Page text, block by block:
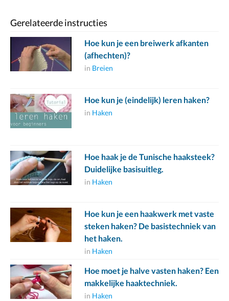
Gerelateerde instructies
Hoe kun je een breiwerk afkanten
(afhechten)?
in Breien
Hoe kun je (eindelijk) leren haken?
in Haken
Hoe haak je de Tunische haaksteek?
Duidelijke basisuitleg.
in Haken
Hoe kun je een haakwerk met vaste
steken haken? De basistechniek van
het haken.
in Haken
Hoe moet je halve vasten haken? Een
makkelijke haaktechniek.
in Haken